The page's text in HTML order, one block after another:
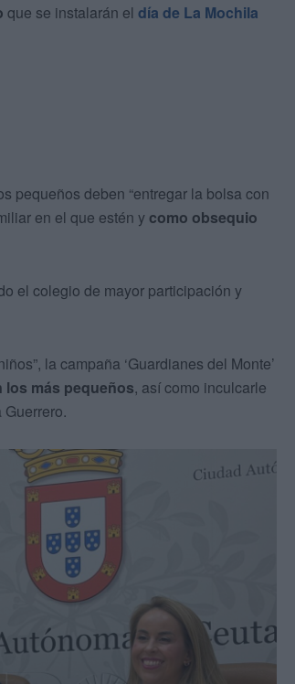
que se instalarán el día de La Mochila
pequeños deben “entregar la bolsa con
en el que estén y como obsequio
el colegio de mayor participación y
la campaña ‘Guardianes del Monte’
los más pequeños, así como inculcarle